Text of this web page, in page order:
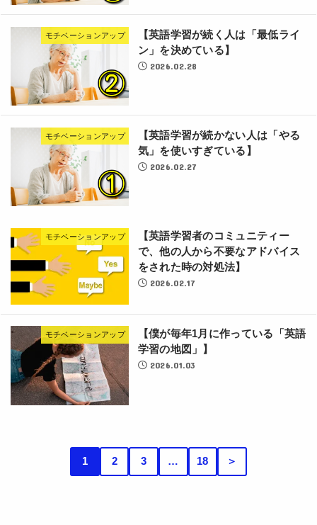
モチベーションアップ
【英語学習が続く人は「最低ライ
ン」を決めている】
2026.02.28
モチベーションアップ
【英語学習が続かない人は「やる
気」を使いすぎている】
2026.02.27
モチベーションアップ
【英語学習者のコミュニティー
で、他の人から不要なアドバイス
をされた時の対処法】
2026.02.17
モチベーションアップ
【僕が毎年1月に作っている「英語
学習の地図」】
2026.01.03
1 2 3 … 18 ＞